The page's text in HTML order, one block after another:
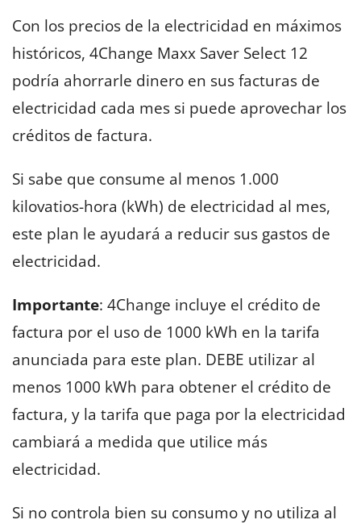
Con los precios de la electricidad en máximos
históricos, 4Change Maxx Saver Select 12
podría ahorrarle dinero en sus facturas de
electricidad cada mes si puede aprovechar los
créditos de factura.
Si sabe que consume al menos 1.000
kilovatios-hora (kWh) de electricidad al mes,
este plan le ayudará a reducir sus gastos de
electricidad.
Importante: 4Change incluye el crédito de
factura por el uso de 1000 kWh en la tarifa
anunciada para este plan. DEBE utilizar al
menos 1000 kWh para obtener el crédito de
factura, y la tarifa que paga por la electricidad
cambiará a medida que utilice más
electricidad.
Si no controla bien su consumo y no utiliza al